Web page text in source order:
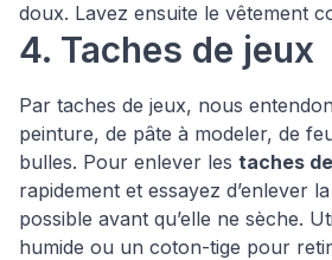
doux. Lavez ensuite le vêtement
4. Taches de jeux
Par taches de jeux, nous
peinture, de pâte à modeler, de
bulles. Pour enlever les taches
rapidement et essayez d’enlever
possible avant qu’elle ne sèche.
humide ou un coton-tige pour